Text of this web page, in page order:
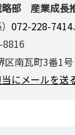
部 産業成長
072-228-7414
南瓦町3番1
にメールを送